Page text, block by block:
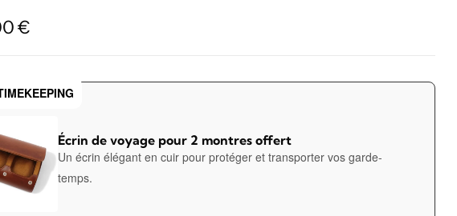
€
Écrin de voyage pour 2 montres offert
Un écrin élégant en cuir pour protéger et transporter vos garde-
temps.